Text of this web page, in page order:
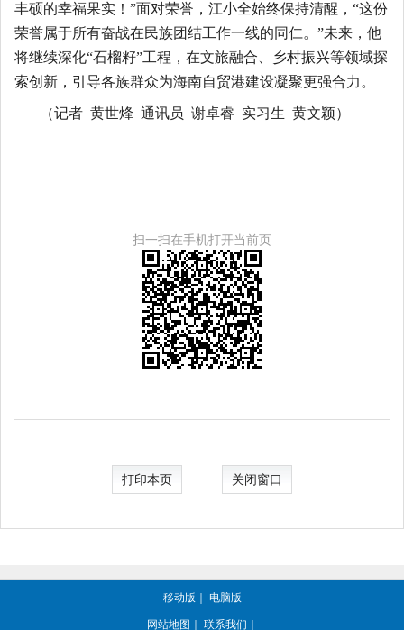
丰硕的幸福果实！”面对荣誉，江小全始终保持清醒，“这份
荣誉属于所有奋战在民族团结工作一线的同仁。”未来，他
将继续深化“石榴籽”工程，在文旅融合、乡村振兴等领域探
索创新，引导各族群众为海南自贸港建设凝聚更强合力。
（记者 黄世烽 通讯员 谢卓睿 实习生 黄文颖）
扫一扫在手机打开当前页
打印本页 关闭窗口
移动版 电脑版
网站地图 联系我们